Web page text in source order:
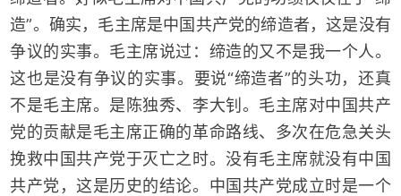
造”。确实，毛主席是中国共产党的缔造者，这是没有
争议的实事。毛主席说过：缔造的又不是我一个人。
这也是没有争议的实事。要说“缔造者”的头功，还真
不是毛主席。是陈独秀、李大钊。毛主席对中国共产
党的贡献是毛主席正确的革命路线、多次在危急关头
挽救中国共产党于灭亡之时。没有毛主席就没有中国
共产党，这是历史的结论。中国共产党成立时是一个